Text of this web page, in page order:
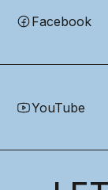
Facebook
YouTube